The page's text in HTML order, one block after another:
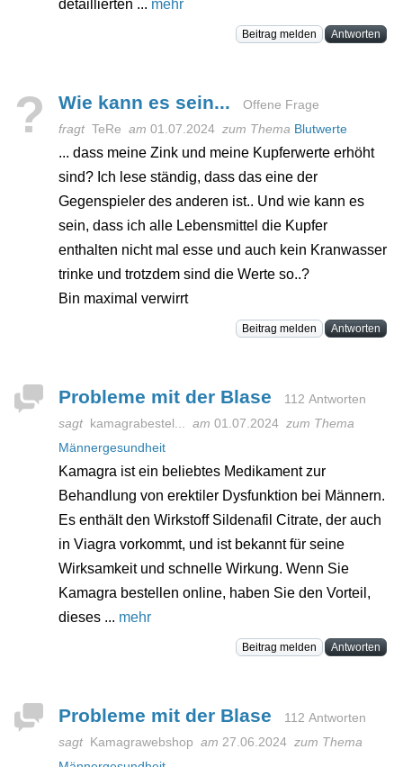
detaillierten ... mehr
Beitrag melden Antworten
? Wie kann es sein...
Offene Frage
fragt TeRe am 01.07.2024 zum Thema Blutwerte
... dass meine Zink und meine Kupferwerte erhöht
sind? Ich lese ständig, dass das eine der
Gegenspieler des anderen ist.. Und wie kann es
sein, dass ich alle Lebensmittel die Kupfer
enthalten nicht mal esse und auch kein Kranwasser
trinke und trotzdem sind die Werte so..?
Bin maximal verwirrt
Beitrag melden Antworten
Probleme mit der Blase
112 Antworten
sagt kamagrabestel... am 01.07.2024 zum Thema
Männergesundheit
Kamagra ist ein beliebtes Medikament zur
Behandlung von erektiler Dysfunktion bei Männern.
Es enthält den Wirkstoff Sildenafil Citrate, der auch
in Viagra vorkommt, und ist bekannt für seine
Wirksamkeit und schnelle Wirkung. Wenn Sie
Kamagra bestellen online, haben Sie den Vorteil,
dieses ... mehr
Beitrag melden Antworten
Probleme mit der Blase
112 Antworten
sagt Kamagrawebshop am 27.06.2024 zum Thema